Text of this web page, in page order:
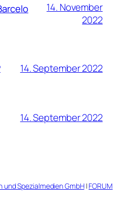
14. November
2022
14. September 2022
14. September 2022
und Spezialmedien GmbH| FORUM